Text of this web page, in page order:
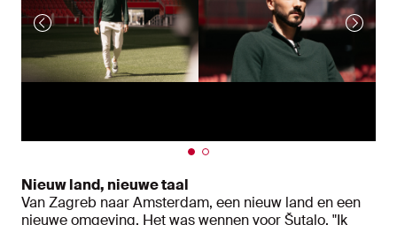
Nieuw land, nieuwe taal
Van Zagreb naar Amsterdam, een nieuw land en een
nieuwe omgeving. Het was wennen voor Šutalo. "Ik